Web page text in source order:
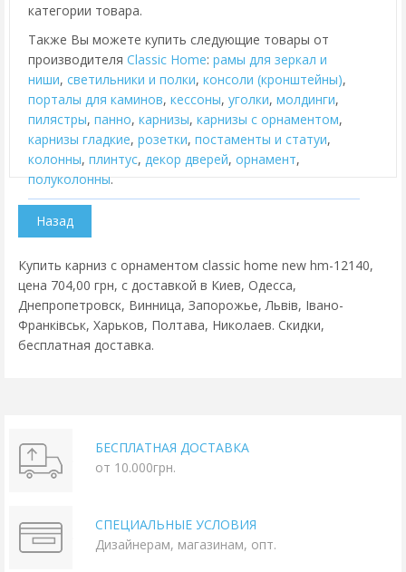
категории товара.
Также Вы можете купить следующие товары от
производителя Classic Home: рамы для зеркал и
ниши, cветильники и полки, консоли (кронштейны),
порталы для каминов, кессоны, уголки, молдинги,
пилястры, панно, карнизы, карнизы с орнаментом,
карнизы гладкие, розетки, постаменты и статуи,
колонны, плинтус, декор дверей, орнамент,
полуколонны.
Купить карниз с орнаментом classic home new hm-12140,
цена 704,00 грн, с доставкой в Киев, Одесса,
Днепропетровск, Винница, Запорожье, Львів, Івано-
Франківськ, Харьков, Полтава, Николаев. Скидки,
бесплатная доставка.
БЕСПЛАТНАЯ ДОСТАВКА
от 10.000грн.
СПЕЦИАЛЬНЫЕ УСЛОВИЯ
Дизайнерам, магазинам, опт.